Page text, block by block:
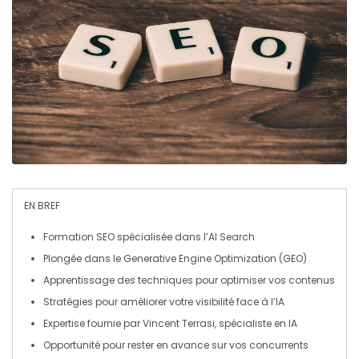
EN BREF
Formation SEO spécialisée dans l’AI Search
Plongée dans le Generative Engine Optimization (GEO)
Apprentissage des techniques pour optimiser vos contenus
Stratégies pour améliorer votre visibilité face à l’IA
Expertise fournie par Vincent Terrasi, spécialiste en IA
Opportunité pour rester en avance sur vos concurrents